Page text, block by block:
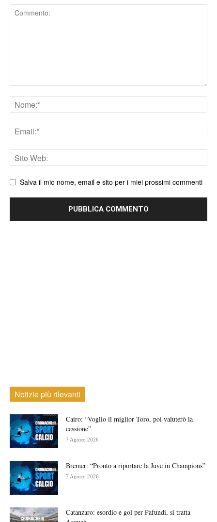
Comment
Nome
Email
Sito
web
Salva il mio nome, email e sito per i miei prossimi commenti
Notizie più rilevanti
Cairo: “Voglio il miglior Toro, poi valuterò la
cessione”
7 Agosto 2026
Bremer: “Pronto a riportare la Juve in Champions”
7 Agosto 2026
Catanzaro: esordio e gol per Pafundi, si tratta